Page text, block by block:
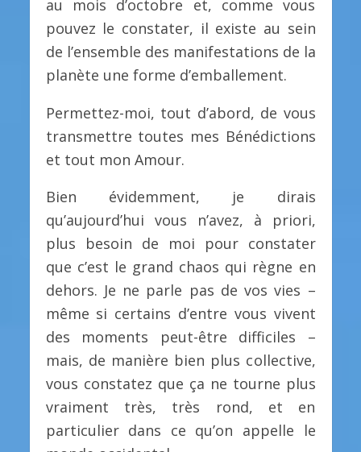
au mois d’octobre et, comme vous
pouvez le constater, il existe au sein
de l’ensemble des manifestations de la
planète une forme d’emballement.
Permettez-moi, tout d’abord, de vous
transmettre toutes mes Bénédictions
et tout mon Amour.
Bien évidemment, je dirais
qu’aujourd’hui vous n’avez, à priori,
plus besoin de moi pour constater
que c’est le grand chaos qui règne en
dehors. Je ne parle pas de vos vies –
même si certains d’entre vous vivent
des moments peut-être difficiles –
mais, de manière bien plus collective,
vous constatez que ça ne tourne plus
vraiment très, très rond, et en
particulier dans ce qu’on appelle le